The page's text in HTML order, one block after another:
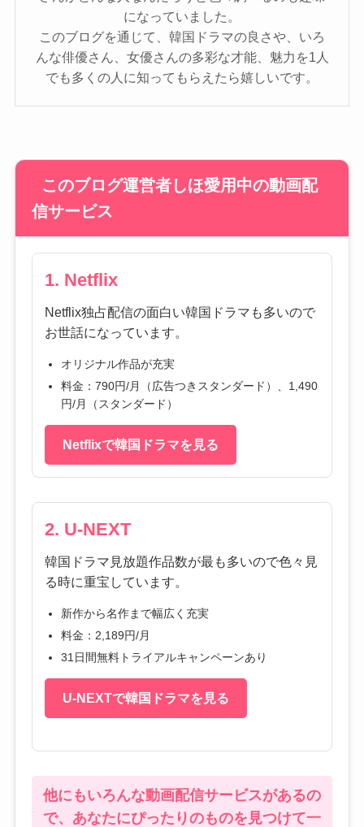
になっていました。
このブログを通じて、韓国ドラマの良さや、いろ
んな俳優さん、女優さんの多彩な才能、魅力を1人
でも多くの人に知ってもらえたら嬉しいです。
このブログ運営者しほ愛用中の動画配
信サービス
1. Netflix
Netflix独占配信の面白い韓国ドラマも多いので
お世話になっています。
オリジナル作品が充実
料金：790円/月（広告つきスタンダード）、1,490
円/月（スタンダード）
Netflixで韓国ドラマを見る
2. U-NEXT
韓国ドラマ見放題作品数が最も多いので色々見
る時に重宝しています。
新作から名作まで幅広く充実
料金：2,189円/月
31日間無料トライアルキャンペーンあり
U-NEXTで韓国ドラマを見る
他にもいろんな動画配信サービスがあるの
で、あなたにぴったりのものを見つけて一